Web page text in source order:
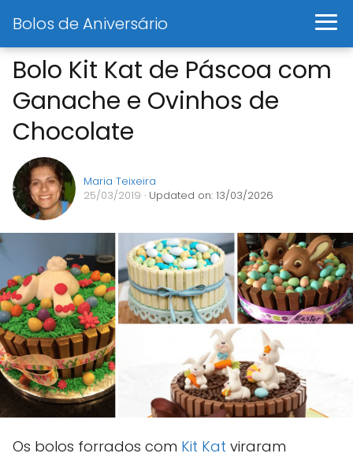
Bolos de Aniversário
Bolo Kit Kat de Páscoa com
Ganache e Ovinhos de
Chocolate
Maria Teixeira
25/03/2019 · Updated on: 13/03/2026
Os bolos forrados com Kit Kat viraram